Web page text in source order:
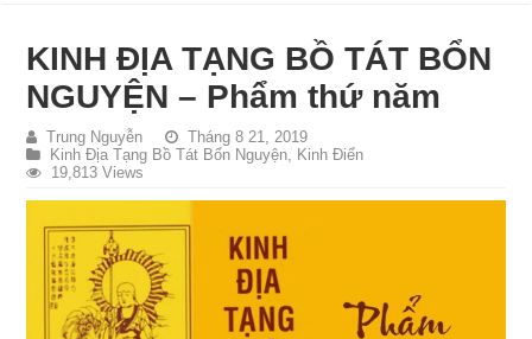
KINH ÐỊA TẠNG BỒ TÁT BỔN
NGUYỆN – Phẩm thứ năm
Trung Nguyễn
Tháng 8 21, 2019
Kinh Địa Tạng Bồ Tát Bổn Nguyện, Kinh Điển
19,813 Views